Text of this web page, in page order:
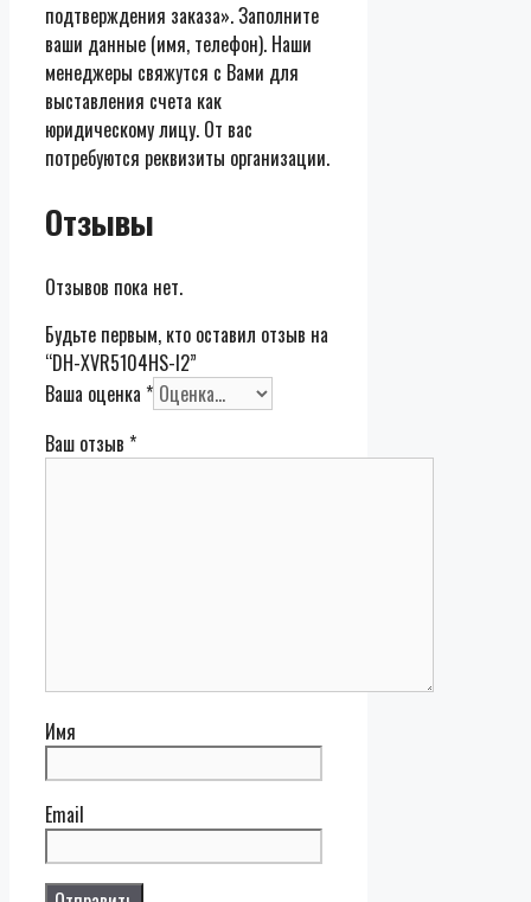
подтверждения заказа». Заполните
ваши данные (имя, телефон). Наши
менеджеры свяжутся с Вами для
выставления счета как
юридическому лицу. От вас
потребуются реквизиты организации.
Отзывы
Отзывов пока нет.
Будьте первым, кто оставил отзыв на
“DH-XVR5104HS-I2”
Ваша оценка *
Ваш отзыв *
Имя
Email